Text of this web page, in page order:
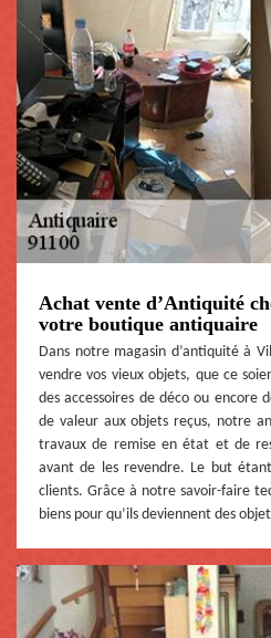
Achat vente d’Antiquité
votre boutique antiquaire
Dans notre magasin d’antiquité à
vendre vos vieux objets, que ce
des accessoires de déco ou encore
de valeur aux objets reçus, notre
travaux de remise en état et de
avant de les revendre. Le but
clients. Grâce à notre savoir-faire
biens pour qu’ils deviennent des